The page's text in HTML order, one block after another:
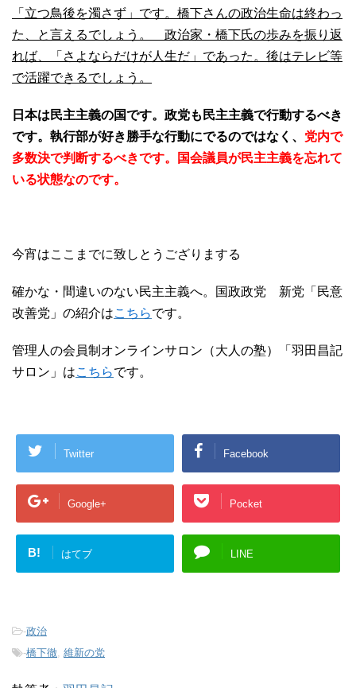
「立つ鳥後を濁さず」です。橋下さんの政治生命は終わっ
た、と言えるでしょう。 政治家・橋下氏の歩みを振り返
れば、「さよならだけが人生だ」であった。後はテレビ等
で活躍できるでしょう。
日本は民主主義の国です。政党も民主主義で行動するべき
です。執行部が好き勝手な行動にでるのではなく、 党内で
多数決で判断するべきです。国会議員が民主主義を忘れて
いる状態なのです。
今宵はここまでに致しとうござりまする
確かな・間違いのない民主主義へ。国政政党 新党「民意
改善党」の紹介はこちらです。
管理人の会員制オンラインサロン（大人の塾）「羽田昌記
サロン」はこちらです。
Twitter Facebook
Google+ Pocket
B! はてブ LINE
-政治
-橋下徹, 維新の党